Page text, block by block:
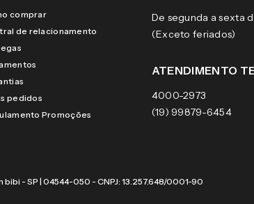
comprar
de relacionamento
pedidos
Promoções
De segunda a sexta
(Exceto feriados)
ATENDIMENTO
4000-2973
(19) 99879-6454
bibi - SP | 04544-050 - CNPJ: 13.257.648/0001-90